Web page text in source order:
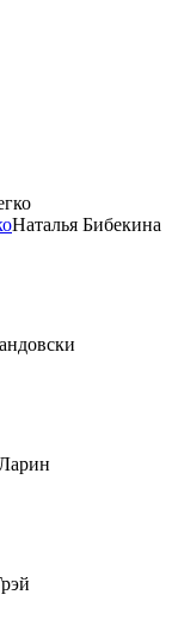
Наталья Бибекина